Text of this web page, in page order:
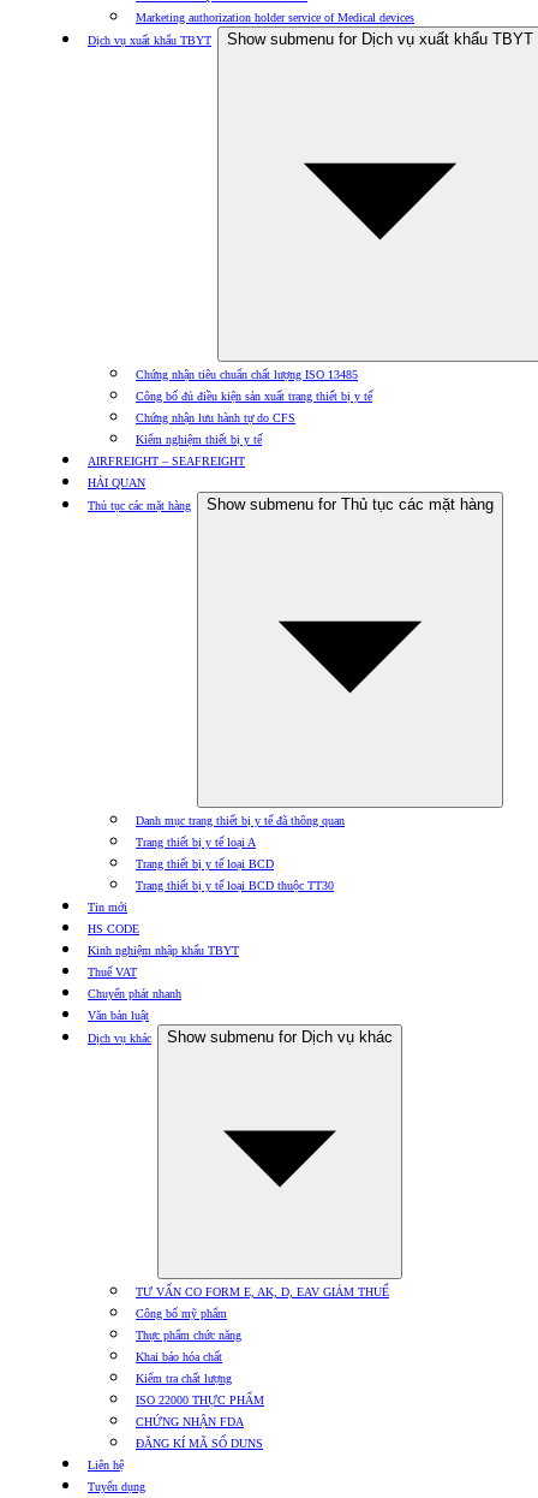
Marketing authorization holder service of Medical devices
Dịch vụ xuất khẩu TBYT
Show submenu for Dịch vụ xuất khẩu TBYT
Chứng nhận tiêu chuẩn chất lượng ISO 13485
Công bố đủ điều kiện sản xuất trang thiết bị y tế
Chứng nhận lưu hành tự do CFS
Kiểm nghiệm thiết bị y tế
AIRFREIGHT – SEAFREIGHT
HẢI QUAN
Thủ tục các mặt hàng
Show submenu for Thủ tục các mặt hàng
Danh mục trang thiết bị y tế đã thông quan
Trang thiết bị y tế loại A
Trang thiết bị y tế loại BCD
Trang thiết bị y tế loại BCD thuộc TT30
Tin mới
HS CODE
Kinh nghiệm nhập khẩu TBYT
Thuế VAT
Chuyển phát nhanh
Văn bản luật
Dịch vụ khác
Show submenu for Dịch vụ khác
TƯ VẤN CO FORM E, AK, D, EAV GIẢM THUẾ
Công bố mỹ phẩm
Thực phẩm chức năng
Khai báo hóa chất
Kiểm tra chất lượng
ISO 22000 THỰC PHẨM
CHỨNG NHẬN FDA
ĐĂNG KÍ MÃ SỐ DUNS
Liên hệ
Tuyển dụng